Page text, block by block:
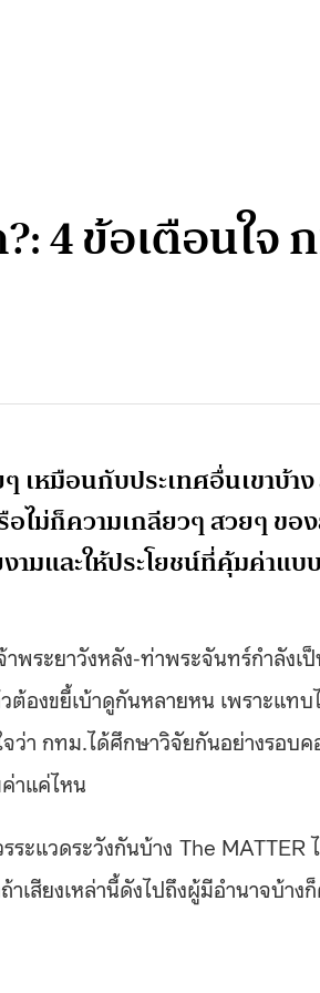
4 ข้อเตือนใจ
เหมือนกับประเทศอื่นเขาบ้
ไม่ก็ความเกลียวๆ สวยๆ ขอ
ามและให้ประโยชน์ที่คุ้มค่าแ
ระยาวังหลัง-ท่าพระจันทร์กำลังเ
องขยี้เบ้าดูกันหลายหน เพราะแท
ว่า กทม.ได้ศึกษาวิจัยกันอย่างรอบค
าแค่ไหน
ะแวดระวังกันบ้าง The MATTER
เสียงเหล่านี้ดังไปถึงผู้มีอำนาจบ้าง